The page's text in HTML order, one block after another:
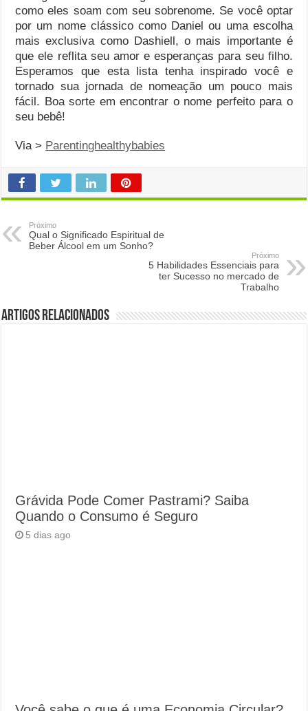
como eles soam com seu sobrenome. Se você optar
por um nome clássico como Daniel ou uma escolha
mais exclusiva como Dashiell, o mais importante é
que ele reflita seu amor e esperanças para seu filho.
Esperamos que esta lista tenha inspirado você e
tornado sua jornada de nomeação um pouco mais
fácil. Boa sorte em encontrar o nome perfeito para o
seu bebê!
Via > Parentinghealthybabies
Próximo
Qual o Significado Espiritual de
Beber Álcool em um Sonho?
Próximo
5 Habilidades Essenciais para
ter Sucesso no mercado de
Trabalho
Artigos Relacionados
Grávida Pode Comer Pastrami? Saiba
Quando o Consumo é Seguro
5 dias ago